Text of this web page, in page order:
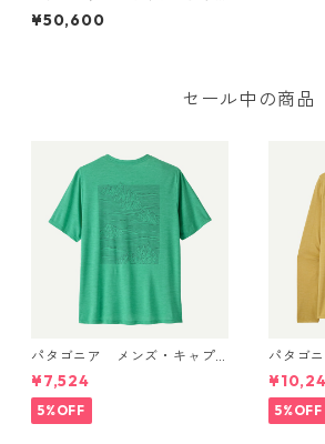
ン・ジャケット (カラー Basi
n Green) Patagonia Cotton
¥50,600
セール中の商品
パタゴニア メンズ・キャプ
リーン・クール・デイリー・
シャツ（ストラタスパイア）
(カラー Feather Grey) Pat
agonia Men's Capilene® Co
¥7,524
5%OFF
パタゴ
リーン
フーデ
(カラ
ight
5%OFF